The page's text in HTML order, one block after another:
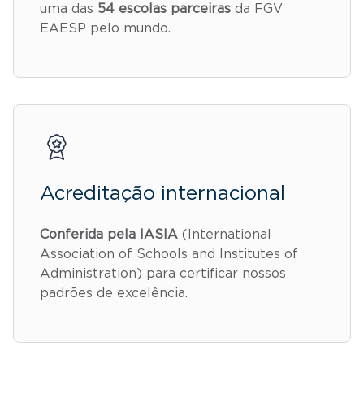
uma das 54 escolas parceiras da FGV
EAESP pelo mundo.
Acreditação internacional
Conferida pela IASIA (International
Association of Schools and Institutes of
Administration) para certificar nossos
padrões de excelência.